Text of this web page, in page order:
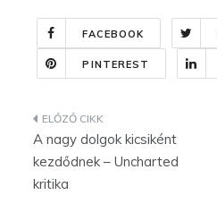
FACEBOOK
PINTEREST
Bejegyzés
navigáció
A nagy dolgok kicsiként
kezdődnek – Uncharted
kritika